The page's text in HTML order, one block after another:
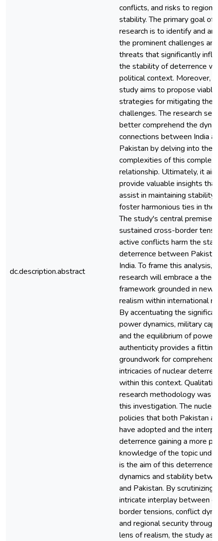
dc.description.abstract
conflicts, and risks to regional
stability. The primary goal of
research is to identify and
the prominent challenges and
threats that significantly
the stability of deterrence
political context. Moreover,
study aims to propose viable
strategies for mitigating
challenges. The research
better comprehend the
connections between India
Pakistan by delving into the
complexities of this complex
relationship. Ultimately, it
provide valuable insights
assist in maintaining stability
foster harmonious ties in the
The study's central premise
sustained cross-border
active conflicts harm the
deterrence between
India. To frame this analysis,
research will embrace a
framework grounded in new
realism within international
By accentuating the
power dynamics, military
and the equilibrium of power,
authenticity provides a fitting
groundwork for
intricacies of nuclear
within this context.
research methodology was
this investigation. The nuclear
policies that both Pakistan
have adopted and the
deterrence gaining a more
knowledge of the topic
is the aim of this deterrence
dynamics and stability
and Pakistan. By scrutinizing
intricate interplay between
border tensions, conflict
and regional security
lens of realism, the study